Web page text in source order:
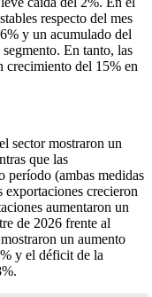
respecto del mes
y un acumulado del
En tanto, las
crecimiento del 15% en
sector mostraron un
que las
período (ambas medidas
exportaciones crecieron
aumentaron un
de 2026 frente al
un aumento
y el déficit de la